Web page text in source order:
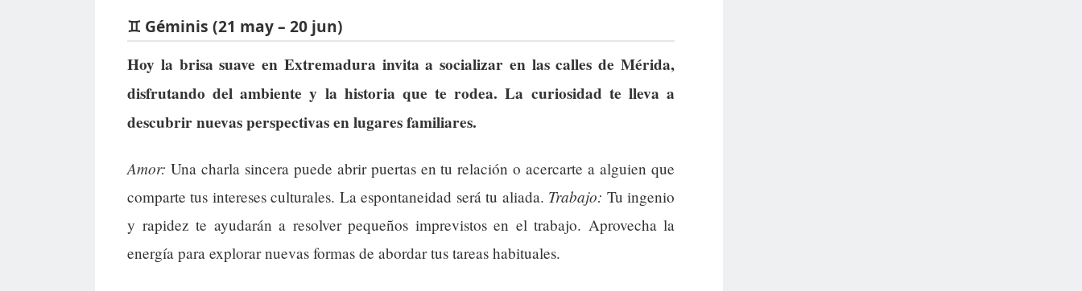
♊ Géminis (21 may – 20 jun)
Hoy la brisa suave en Extremadura invita a socializar en las calles de Mérida,
disfrutando del ambiente y la historia que te rodea. La curiosidad te lleva a
descubrir nuevas perspectivas en lugares familiares.
Amor: Una charla sincera puede abrir puertas en tu relación o acercarte a alguien que
comparte tus intereses culturales. La espontaneidad será tu aliada. Trabajo: Tu ingenio
y rapidez te ayudarán a resolver pequeños imprevistos en el trabajo. Aprovecha la
energía para explorar nuevas formas de abordar tus tareas habituales.